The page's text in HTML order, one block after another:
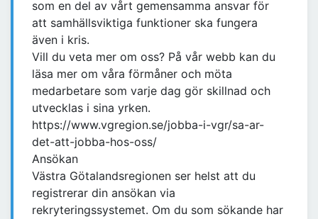
som en del av vårt gemensamma ansvar för
att samhällsviktiga funktioner ska fungera
även i kris.
Vill du veta mer om oss? På vår webb kan du
läsa mer om våra förmåner och möta
medarbetare som varje dag gör skillnad och
utvecklas i sina yrken.
https://www.vgregion.se/jobba-i-vgr/sa-ar-
det-att-jobba-hos-oss/
Ansökan
Västra Götalandsregionen ser helst att du
registrerar din ansökan via
rekryteringssystemet. Om du som sökande har